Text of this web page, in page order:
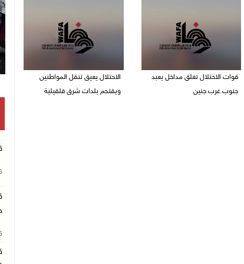
قوات الاحتلال تغلق مداخل يعبد
جنوب غرب جنين
الاحتلال يعيق تنقل المواطنين
ويقتحم بلدات شرق قلقيلية